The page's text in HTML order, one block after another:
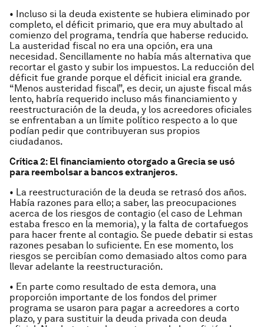
• Incluso si la deuda existente se hubiera eliminado por
completo, el déficit primario, que era muy abultado al
comienzo del programa, tendría que haberse reducido.
La austeridad fiscal no era una opción, era una
necesidad. Sencillamente no había más alternativa que
recortar el gasto y subir los impuestos. La reducción del
déficit fue grande porque el déficit inicial era grande.
“Menos austeridad fiscal”, es decir, un ajuste fiscal más
lento, habría requerido incluso más financiamiento y
reestructuración de la deuda, y los acreedores oficiales
se enfrentaban a un límite político respecto a lo que
podían pedir que contribuyeran sus propios
ciudadanos.
Crítica 2: El financiamiento otorgado a Grecia se usó
para reembolsar a bancos extranjeros.
• La reestructuración de la deuda se retrasó dos años.
Había razones para ello; a saber, las preocupaciones
acerca de los riesgos de contagio (el caso de Lehman
estaba fresco en la memoria), y la falta de cortafuegos
para hacer frente al contagio. Se puede debatir si estas
razones pesaban lo suficiente. En ese momento, los
riesgos se percibían como demasiado altos como para
llevar adelante la reestructuración.
• En parte como resultado de esta demora, una
proporción importante de los fondos del primer
programa se usaron para pagar a acreedores a corto
plazo, y para sustituir la deuda privada con deuda